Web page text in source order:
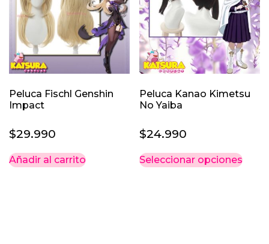
se
elegir
en
la
de
Peluca Fischl Genshin
Impact
$29.990
Añadir al carrito
Peluca Kanao Kimetsu
No Yaiba
$24.990
Seleccionar opciones